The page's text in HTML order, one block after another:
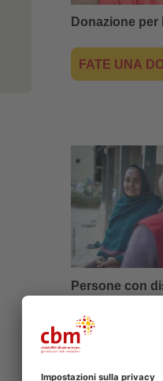
Donazione per
FATE UNA
Persone con
FATE UNA